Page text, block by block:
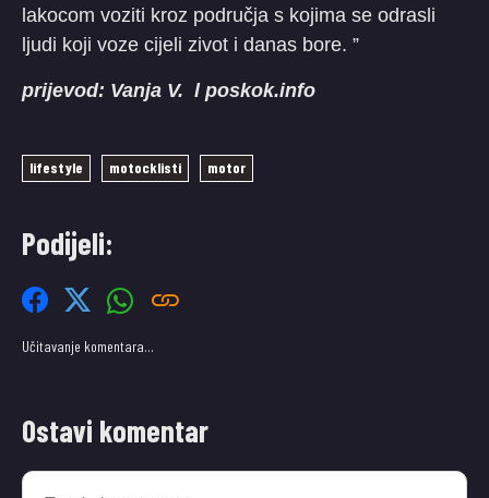
lakocom voziti kroz područja s kojima se odrasli
ljudi koji voze cijeli zivot i danas bore. ”
prijevod: Vanja V. l poskok.info
lifestyle motocklisti motor
Podijeli:
Učitavanje komentara…
Ostavi komentar